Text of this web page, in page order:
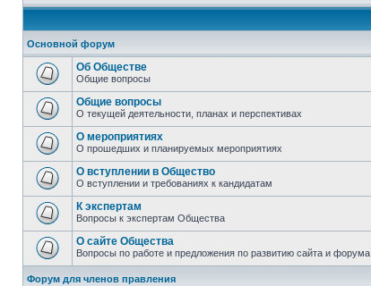
Основной форум
Об Обществе
Общие вопросы
Общие вопросы
О текущей деятельности, планах и перспективах
О мероприятиях
О прошедших и планируемых мероприятиях
О вступлении в Общество
О вступлении и требованиях к кандидатам
К экспертам
Вопросы к экспертам Общества
О сайте Общества
Вопросы по работе и предложения по развитию сайта и форума
Форум для членов правления